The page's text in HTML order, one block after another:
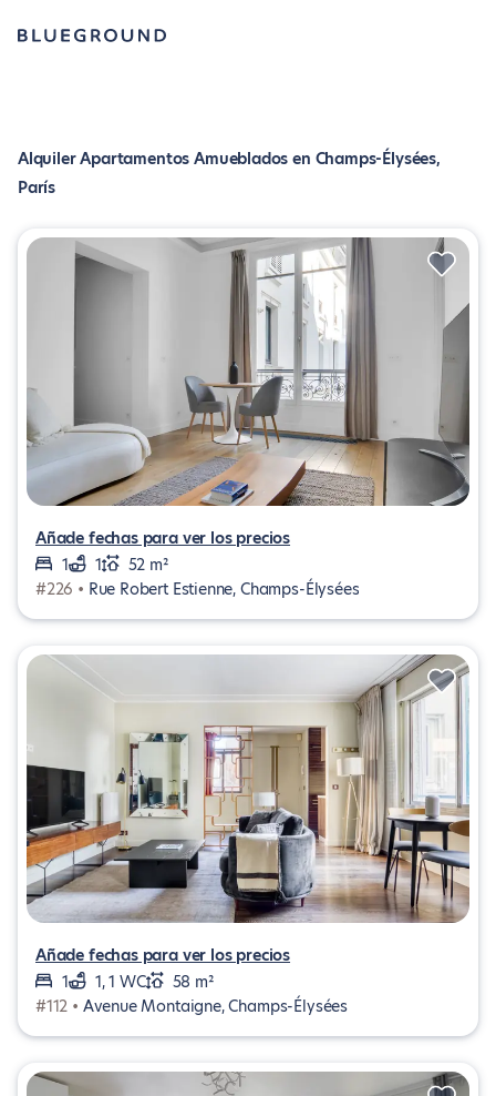
Alquiler Apartamentos Amueblados en Champs-Élysées,
París
Añade fechas para ver los precios
1
1
52 m²
#226 • Rue Robert Estienne, Champs-Élysées
Añade fechas para ver los precios
1
1, 1 WC
58 m²
#112 • Avenue Montaigne, Champs-Élysées